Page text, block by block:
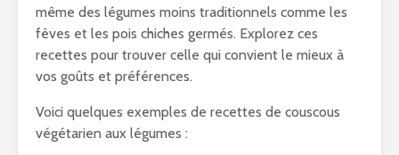
même des légumes moins traditionnels comme les
fèves et les pois chiches germés. Explorez ces
recettes pour trouver celle qui convient le mieux à
vos goûts et préférences.
Voici quelques exemples de recettes de couscous
végétarien aux légumes :